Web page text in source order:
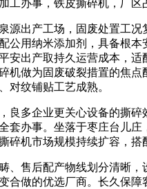
工办事，铁皮撕碎机，厂
出产工场，固废处置工况
公用纳米添加剂，具备根
安出产取持久运营成本，
机做为固废破裂措置的焦
对纹铺贴工艺成熟。
多企业更关心设备的撕碎
套办事。坐落于枣庄台儿
碎机市场规模持续扩容，搭
售后配产物线划分清晰，
合做的优选厂商。长久保